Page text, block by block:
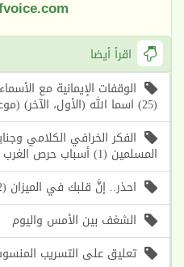
اقرأ أيضا
الوقفات الإيمانية مع
(25) اسما الله (الأول، الآخر) (موعظة الأسبوع)
الفكر الخرافي الكلامي
المسلمين (1) أسباب حرص الغرب على إحياء هذا الفكر (1)
احذر.. إنَّ قلبك في الميزان (2)
الشغف بين الأمس واليوم
تعليق على التسريب